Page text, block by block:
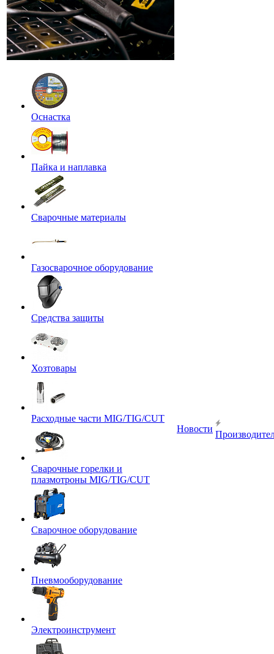
Оснастка
Пайка и наплавка
Сварочные материалы
Газосварочное оборудование
Средства защиты
Хозтовары
Расходные части MIG/TIG/CUT
Сварочные горелки и
плазмотроны MIG/TIG/CUT
Сварочное оборудование
Пневмооборудование
Электроинструмент
Новости